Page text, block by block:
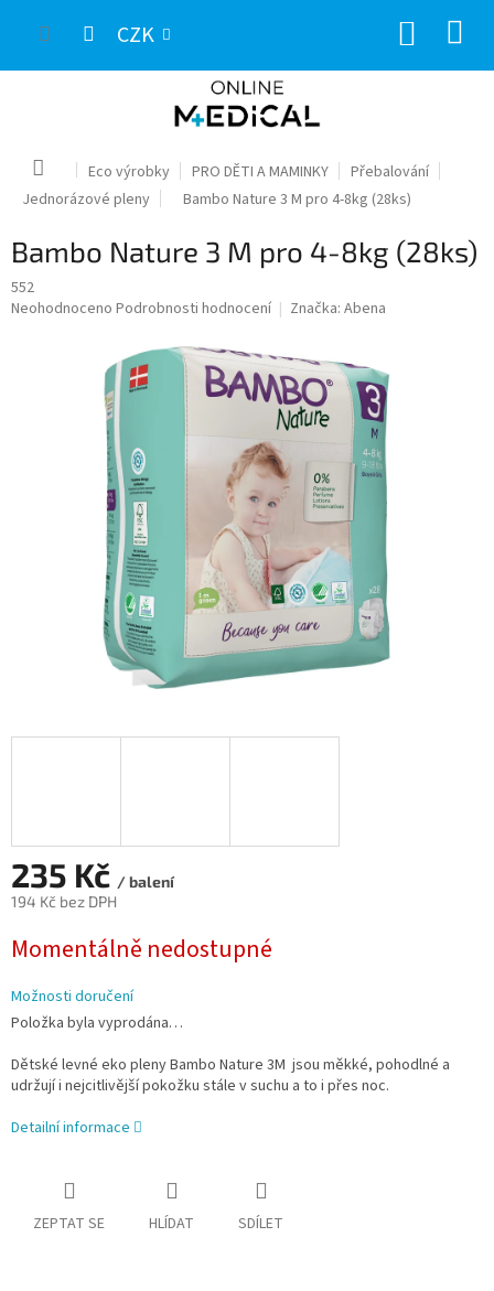
CZK
Domů Eco výrobky PRO DĚTI A MAMINKY
Přebalování
Jednorázové pleny
Bambo Nature 3 M pro 4-8kg (28ks)
Bambo Nature 3 M pro 4-8kg (28ks)
552
Průměrné
Neohodnoceno Podrobnosti hodnocení Značka: Abena
235 Kč / balení
194 Kč bez DPH
cena:
Momentálně nedostupné
Možnosti doručení
Položka byla vyprodána…
Dětské levné eko pleny Bambo Nature 3M jsou měkké, pohodlné a
udržují i nejcitlivější pokožku stále v suchu a to i přes noc.
Detailní informace
ZEPTAT SE HLÍDAT SDÍLET